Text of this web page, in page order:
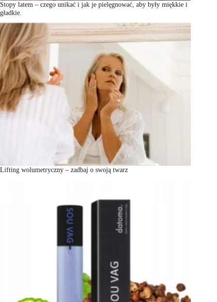
Stopy latem – czego unikać i jak je pielęgnować, aby były miękkie i
gładkie.
Lifting wolumetryczny – zadbaj o swoją twarz